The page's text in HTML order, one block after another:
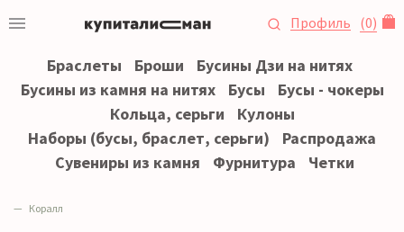
Профиль (0)
Браслеты Броши
Бусины Дзи на нитях
Бусины из камня на нитях
Бусы
Бусы - чокеры
Кольца, серьги
Кулоны
Наборы (бусы, браслет, серьги)
Распродажа
Сувениры из камня
Фурнитура Четки
Коралл